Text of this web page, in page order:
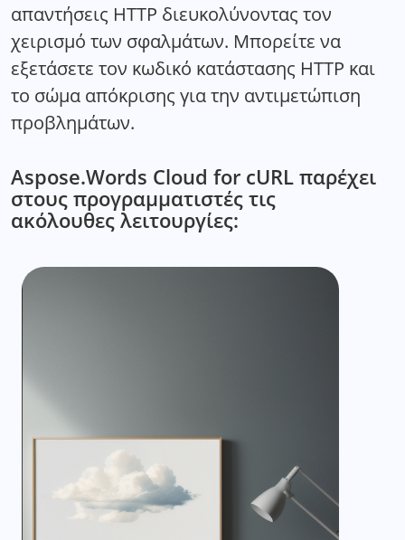
απαντήσεις HTTP διευκολύνοντας τον
χειρισμό των σφαλμάτων. Μπορείτε να
εξετάσετε τον κωδικό κατάστασης HTTP και
το σώμα απόκρισης για την αντιμετώπιση
προβλημάτων.
Aspose.Words Cloud for cURL παρέχει
στους προγραμματιστές τις
ακόλουθες λειτουργίες: